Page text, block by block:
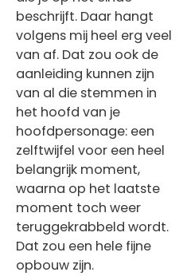
beschrijft. Daar hangt
volgens mij heel erg veel
van af. Dat zou ook de
aanleiding kunnen zijn
van al die stemmen in
het hoofd van je
hoofdpersonage: een
zelftwijfel voor een heel
belangrijk moment,
waarna op het laatste
moment toch weer
teruggekrabbeld wordt.
Dat zou een hele fijne
opbouw zijn.